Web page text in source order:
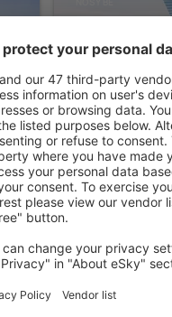
VOI
Andilana, 14
NOSY BE